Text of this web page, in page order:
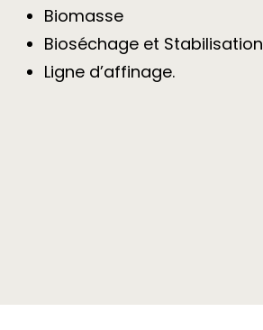
Biomasse
Bioséchage et Stabilisation ​
Ligne d’affinage.​